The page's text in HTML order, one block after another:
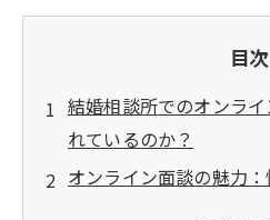
目次
結婚相談所でのオンラ
れているのか？
オンライン面談の魅力